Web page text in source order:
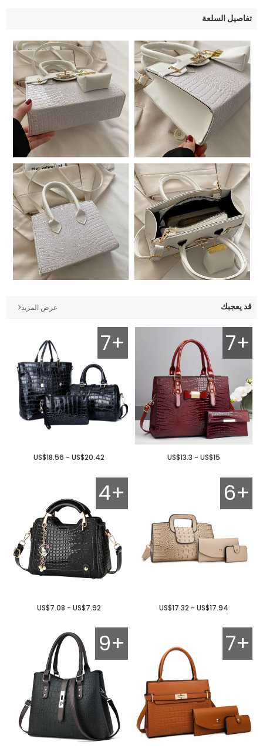
تفاصيل السلعة
قد يعجبك عرض المزيد
7+
US$13.3 - US$15
7+
US$18.56 - US$20.42
6+
US$17.32 - US$17.94
4+
US$7.08 - US$7.92
7+
9+